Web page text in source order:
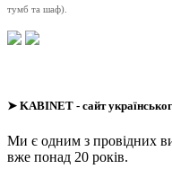
тумб та шаф).
➤ KABINET - сайт
Ми є одним з провідних
вже понад 20 років.